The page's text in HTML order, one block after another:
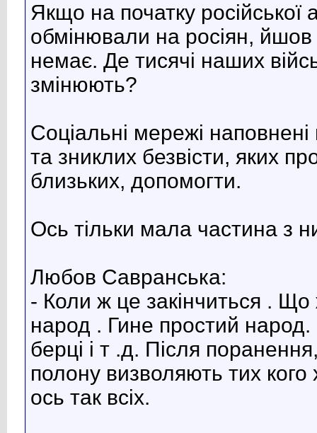
Якщо на початку російської
обмінювали на росіян,
немає. Де тисячі наших
змінюють?
Соціальні мережі
та зниклих безвісти, яких
близьких, допомогти.
Ось тільки мала частина з
Любов Савранська:
- Коли ж це закінчиться .
народ . Гине простий народ.
берці і т .д. Після
полону визволяють тих
ось так всіх.